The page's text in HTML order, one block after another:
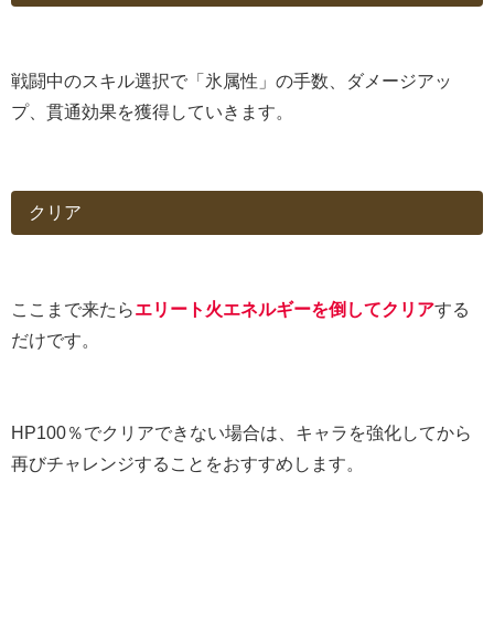
戦闘中のスキル選択で「氷属性」の手数、ダメージアッ
プ、貫通効果を獲得していきます。
クリア
ここまで来たらエリート火エネルギーを倒してクリアする
だけです。
HP100％でクリアできない場合は、キャラを強化してから
再びチャレンジすることをおすすめします。